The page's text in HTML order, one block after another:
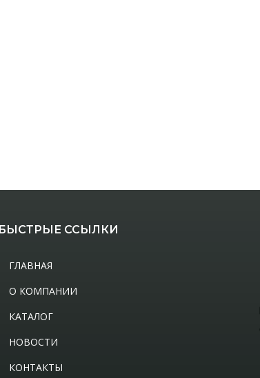
БЫСТРЫЕ ССЫЛКИ
ГЛАВНАЯ
О КОМПАНИИ
КАТАЛОГ
НОВОСТИ
КОНТАКТЫ